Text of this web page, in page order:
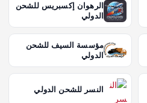
الرهوان إكسبريس للشحن
الدولي
مؤسسة السيف للشحن
الدولي
النسر للشحن الدولي